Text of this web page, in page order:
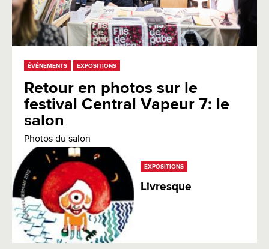
ÉVÉNEMENTS EXPOSITIONS
Retour en photos sur le
festival Central Vapeur 7: le
salon
Photos du salon
EXPOSITIONS
Livresque